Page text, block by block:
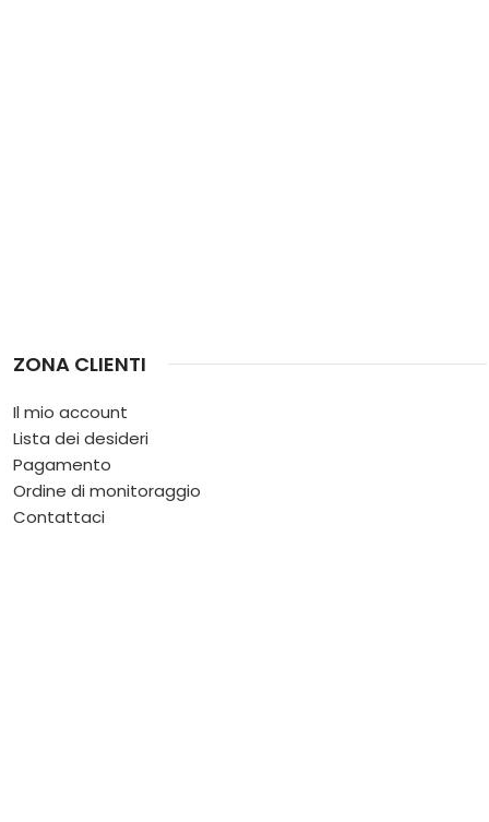
ZONA CLIENTI
Il mio account
Lista dei desideri
Pagamento
Ordine di monitoraggio
Contattaci